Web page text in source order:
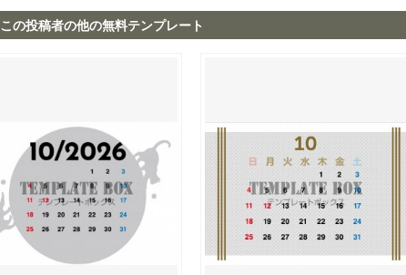
この投稿者の他の無料テンプレート